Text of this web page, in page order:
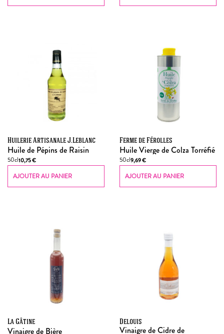
Huilerie Artisanale J.Leblanc
Huile de Pépins de Raisin
50cl10,75€
AJOUTER AU PANIER
Ferme de Férolles
Huile Vierge de Colza Torréfié
50cl9,69€
AJOUTER AU PANIER
La Gâtine
Vinaigre de Bière
Delouis
Vinaigre de Cidre de